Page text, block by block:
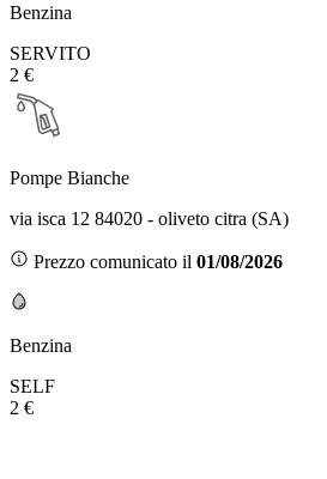
Benzina
SERVITO
2 €
Pompe Bianche
via isca 12 84020 - oliveto citra (SA)
Prezzo comunicato il 01/08/2026
Benzina
SELF
2 €